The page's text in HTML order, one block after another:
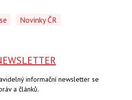
Novinky ČR
informační newsletter se
a článků.